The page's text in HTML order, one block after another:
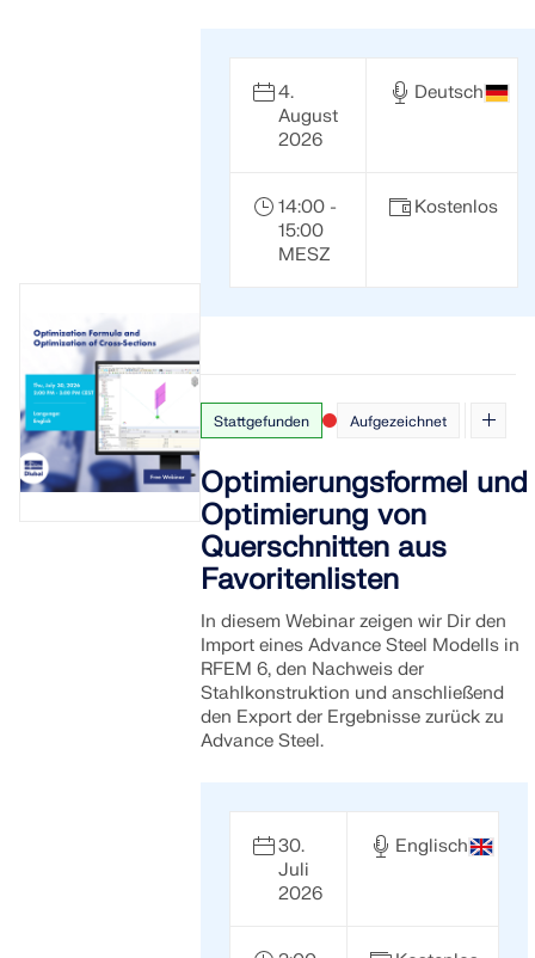
4.
August
2026
Deutsch
14:00 -
15:00
MESZ
Kostenlos
Stattgefunden Aufgezeichnet
Optimierungsformel und
Optimierung von
Querschnitten aus
Favoritenlisten
In diesem Webinar zeigen wir Dir den
Import eines Advance Steel Modells in
RFEM 6, den Nachweis der
Stahlkonstruktion und anschließend
den Export der Ergebnisse zurück zu
Advance Steel.
30.
Juli
2026
Englisch